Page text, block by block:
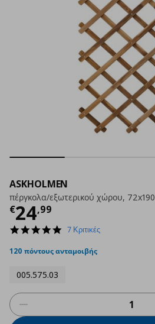
ASKHOLMEN
πέργκολα/εξωτερικού χώρου,
€24,99
Τρέχουσα τιμή
5.0
rating
7 Κριτικές
120 πόντους ανταμοιβής
005.575.03